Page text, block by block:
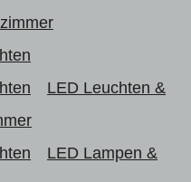
LED Leuchten &
LED Lampen &